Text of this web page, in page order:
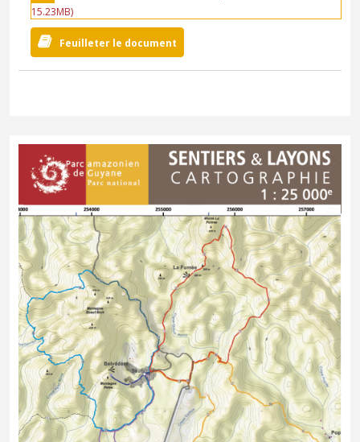
15.23MB)
Feuilleter le document